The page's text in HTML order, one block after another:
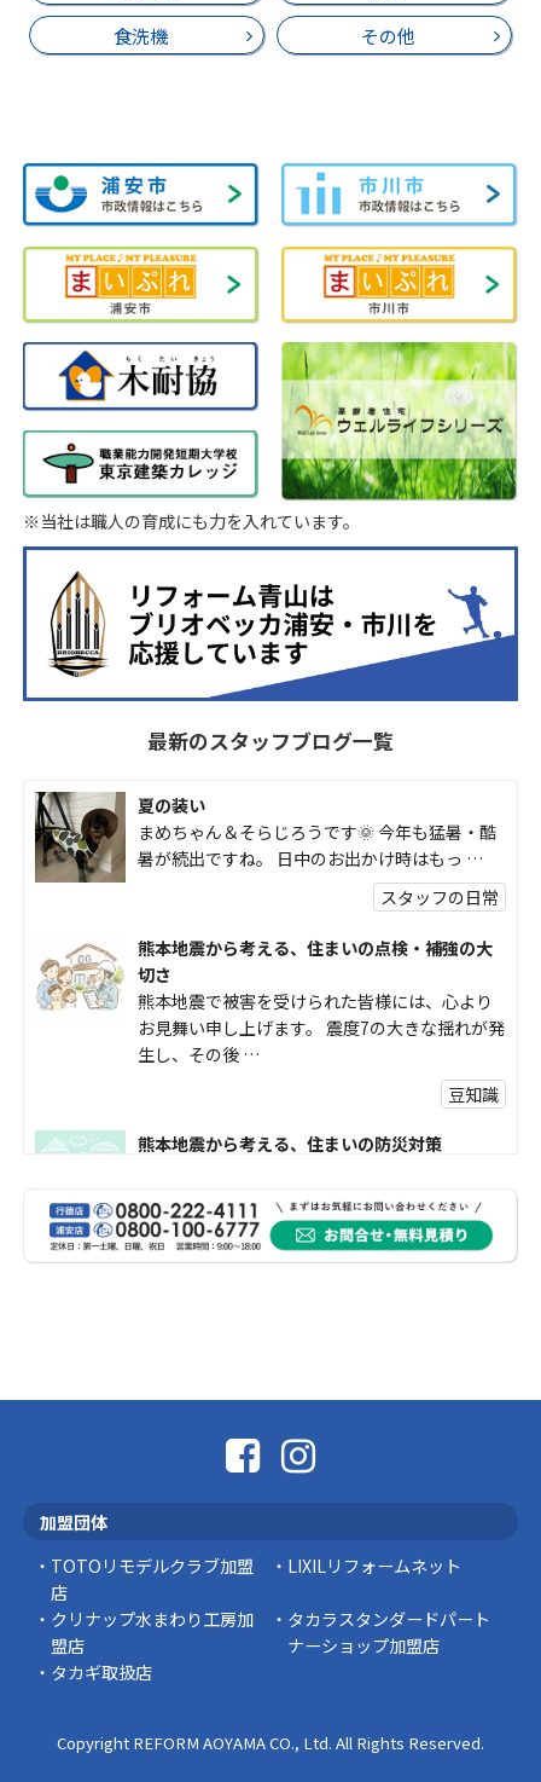
食洗機
その他
※当社は職人の育成にも力を入れています。
最新のスタッフブログ一覧
夏の装い
まめちゃん＆そらじろうです🌞 今年も猛暑・酷
暑が続出ですね。 日中のお出かけ時はもっ …
スタッフの日常
熊本地震から考える、住まいの点検・補強の大
切さ
熊本地震で被害を受けられた皆様には、心より
お見舞い申し上げます。 震度7の大きな揺れが発
生し、その後 …
豆知識
熊本地震から考える、住まいの防災対策
受けられた皆様に、心よりお見舞い申し上げま
す。 今回の地震 …
社長コラム
スタッフの日常
加盟団体
TOTOリモデルクラブ加盟
店
LIXILリフォームネット
クリナップ水まわり工房加
盟店
タカラスタンダードパート
ナーショップ加盟店
タカギ取扱店
Copyright REFORM AOYAMA CO., Ltd. All Rights Reserved.